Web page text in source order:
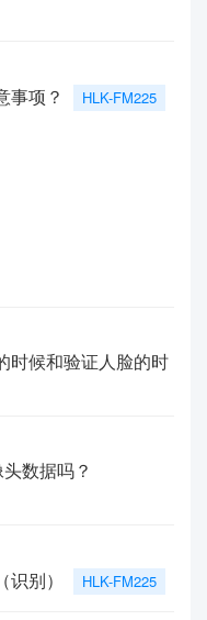
事项？ HLK-FM225
时候和验证人脸的时
数据吗？
别） HLK-FM225